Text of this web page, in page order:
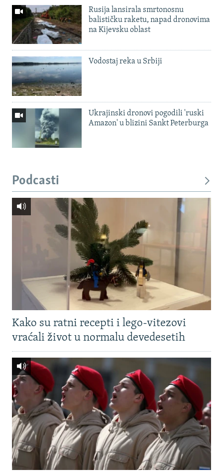
Rusija lansirala smrtonosnu
balističku raketu, napad dronovima
na Kijevsku oblast
Vodostaj reka u Srbiji
Ukrajinski dronovi pogodili 'ruski
Amazon' u blizini Sankt Peterburga
Podcasti
Kako su ratni recepti i lego-vitezovi
vraćali život u normalu devedesetih